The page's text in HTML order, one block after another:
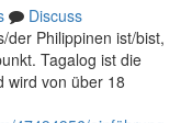
Discuss
der Philippinen ist/bist,
Tagalog ist die
wird von über 18